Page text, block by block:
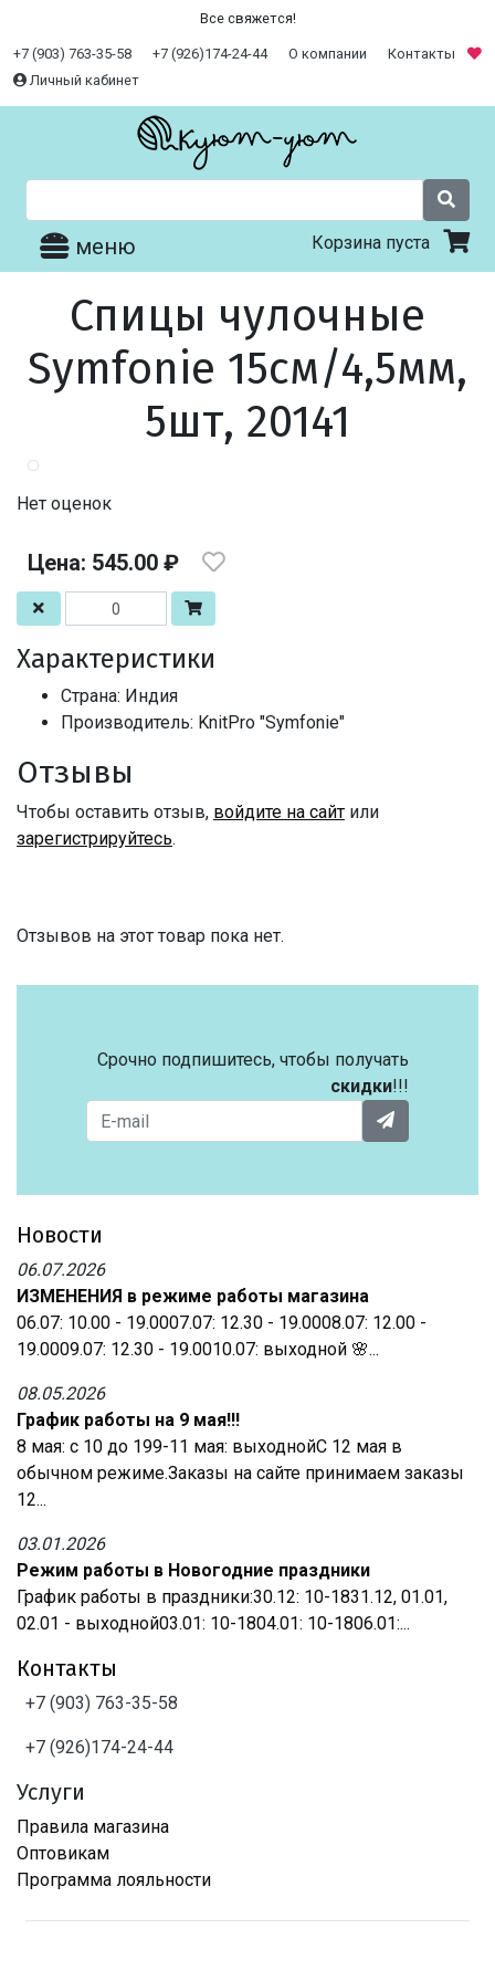
Все свяжется!
+7 (903) 763-35-58 +7 (926)174-24-44 О компании
Контакты
Личный кабинет
меню Корзина пуста
Спицы чулочные
Symfonie 15см/4,5мм,
5шт, 20141
Нет оценок
Цена: 545.00 ₽
Характеристики
Страна: Индия
Производитель: KnitPro "Symfonie"
Отзывы
Чтобы оставить отзыв, войдите на сайт или
зарегистрируйтесь.
Отзывов на этот товар пока нет.
Срочно подпишитесь, чтобы получать
скидки!!!
Новости
06.07.2026
ИЗМЕНЕНИЯ в режиме работы магазина
06.07: 10.00 - 19.0007.07: 12.30 - 19.0008.07: 12.00 -
19.0009.07: 12.30 - 19.0010.07: выходной 🌸...
08.05.2026
График работы на 9 мая!!!
8 мая: с 10 до 199-11 мая: выходнойС 12 мая в
обычном режиме.Заказы на сайте принимаем заказы
12...
03.01.2026
Режим работы в Новогодние праздники
График работы в праздники:30.12: 10-1831.12, 01.01,
02.01 - выходной03.01: 10-1804.01: 10-1806.01:...
Контакты
+7 (903) 763-35-58
+7 (926)174-24-44
Услуги
Правила магазина
Оптовикам
Программа лояльности